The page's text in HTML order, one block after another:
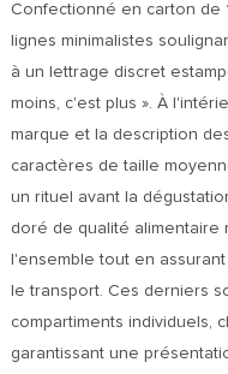
Confectionné en carton de
lignes minimalistes
à un lettrage discret
moins, c'est plus ». À
marque et la description
caractères de taille
un rituel avant la
doré de qualité alimentaire
l'ensemble tout en
le transport. Ces derniers
compartiments individuels,
garantissant une